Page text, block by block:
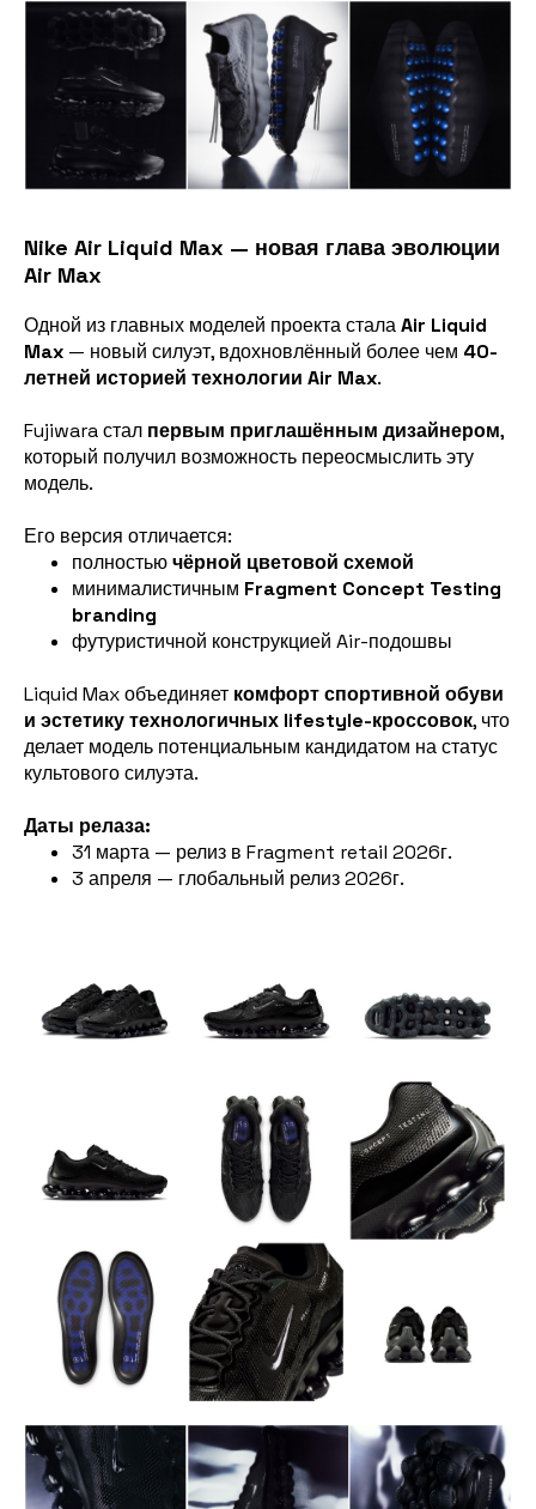
Nike Air Liquid Max — новая глава эволюции
Air Max
Одной из главных моделей проекта сталаAir Liquid
Max — новый силуэт, вдохновлённый более чем 40-
летней историей технологии Air Max.
Fujiwara стал первым приглашённым дизайнером,
который получил возможность переосмыслить эту
модель.
Его версия отличается:
полностьючёрной цветовой схемой
минималистичным Fragment Concept Testing
branding
футуристичной конструкцией Air-подошвы
Liquid Max объединяет комфорт спортивной обуви
и эстетику технологичных lifestyle-кроссовок, что
делает модель потенциальным кандидатом на статус
культового силуэта.
Даты релаза:
31 марта — релиз в Fragment retail 2026г.
3 апреля — глобальный релиз 2026г.